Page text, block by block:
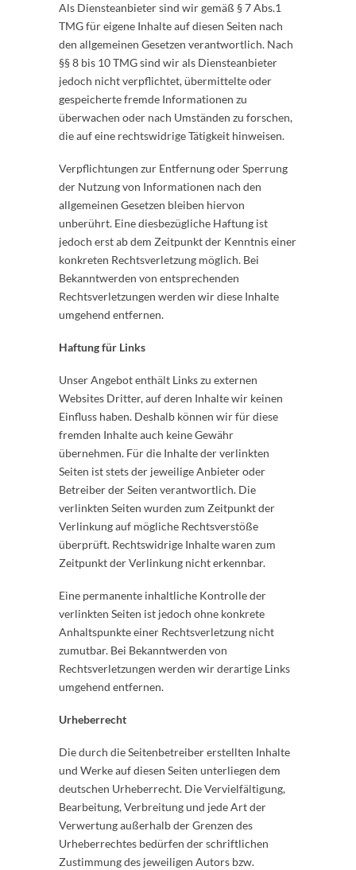
Als Diensteanbieter sind wir gemäß § 7 Abs.1
TMG für eigene Inhalte auf diesen Seiten nach
den allgemeinen Gesetzen verantwortlich. Nach
§§ 8 bis 10 TMG sind wir als Diensteanbieter
jedoch nicht verpflichtet, übermittelte oder
gespeicherte fremde Informationen zu
überwachen oder nach Umständen zu forschen,
die auf eine rechtswidrige Tätigkeit hinweisen.
Verpflichtungen zur Entfernung oder Sperrung
der Nutzung von Informationen nach den
allgemeinen Gesetzen bleiben hiervon
unberührt. Eine diesbezügliche Haftung ist
jedoch erst ab dem Zeitpunkt der Kenntnis einer
konkreten Rechtsverletzung möglich. Bei
Bekanntwerden von entsprechenden
Rechtsverletzungen werden wir diese Inhalte
umgehend entfernen.
Haftung für Links
Unser Angebot enthält Links zu externen
Websites Dritter, auf deren Inhalte wir keinen
Einfluss haben. Deshalb können wir für diese
fremden Inhalte auch keine Gewähr
übernehmen. Für die Inhalte der verlinkten
Seiten ist stets der jeweilige Anbieter oder
Betreiber der Seiten verantwortlich. Die
verlinkten Seiten wurden zum Zeitpunkt der
Verlinkung auf mögliche Rechtsverstöße
überprüft. Rechtswidrige Inhalte waren zum
Zeitpunkt der Verlinkung nicht erkennbar.
Eine permanente inhaltliche Kontrolle der
verlinkten Seiten ist jedoch ohne konkrete
Anhaltspunkte einer Rechtsverletzung nicht
zumutbar. Bei Bekanntwerden von
Rechtsverletzungen werden wir derartige Links
umgehend entfernen.
Urheberrecht
Die durch die Seitenbetreiber erstellten Inhalte
und Werke auf diesen Seiten unterliegen dem
deutschen Urheberrecht. Die Vervielfältigung,
Bearbeitung, Verbreitung und jede Art der
Verwertung außerhalb der Grenzen des
Urheberrechtes bedürfen der schriftlichen
Zustimmung des jeweiligen Autors bzw.